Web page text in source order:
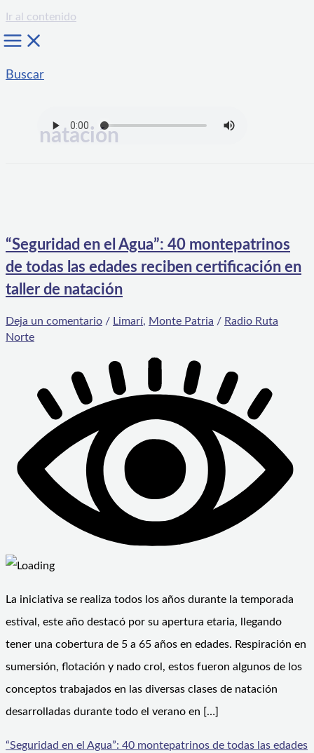
Ir al contenido
Buscar
natación
“Seguridad en el Agua”: 40 montepatrinos
de todas las edades reciben certificación en
taller de natación
Deja un comentario / Limarí, Monte Patria / Radio Ruta
Norte
La iniciativa se realiza todos los años durante la temporada
estival, este año destacó por su apertura etaria, llegando
tener una cobertura de 5 a 65 años en edades. Respiración en
sumersión, flotación y nado crol, estos fueron algunos de los
conceptos trabajados en las diversas clases de natación
desarrolladas durante todo el verano en […]
“Seguridad en el Agua”: 40 montepatrinos de todas las edades